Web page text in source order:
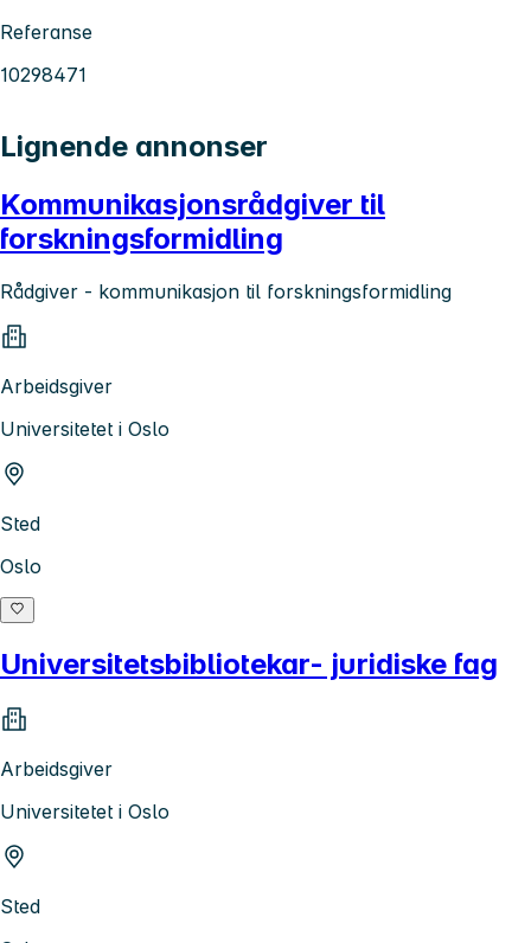
Referanse
10298471
Lignende annonser
Kommunikasjonsrådgiver til
forskningsformidling
Rådgiver - kommunikasjon til forskningsformidling
Arbeidsgiver
Universitetet i Oslo
Sted
Oslo
Universitetsbibliotekar- juridiske fag
Arbeidsgiver
Universitetet i Oslo
Sted